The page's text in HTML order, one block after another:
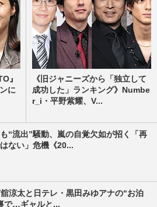
』
に
《旧ジャニーズから「独立して
成功した」ランキング》Numbe
r_i・平野紫耀、V...
“流出”騒動、嵐の自覚欠如が招く「再
ない」危機《20...
涼太と日テレ・黒田みゆアナの“お泊
で…ギャルと...